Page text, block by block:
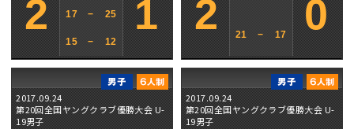
2 17 − 25
15 − 12
1 2 21 − 17 0
2017.09.24
第20回全国ヤングクラブ優勝大会 U-
19男子
2017.09.24
第20回全国ヤングクラブ優勝大会 U-
19男子